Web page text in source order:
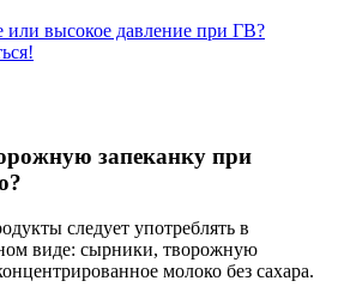
или высокое давление при ГВ?
запеканку при
следует употреблять в
виде: сырники, творожную
молоко без сахара.